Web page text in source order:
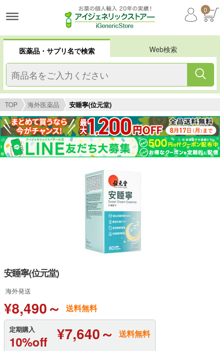
0
医薬品・サプリ名で検索 Web検索
TOP 海外医薬品 安睡寧(位元堂)
安睡寧(位元堂)
海外発送
¥8,490～ 送料無料
定期購入
10%off ¥7,640～ 送料無料